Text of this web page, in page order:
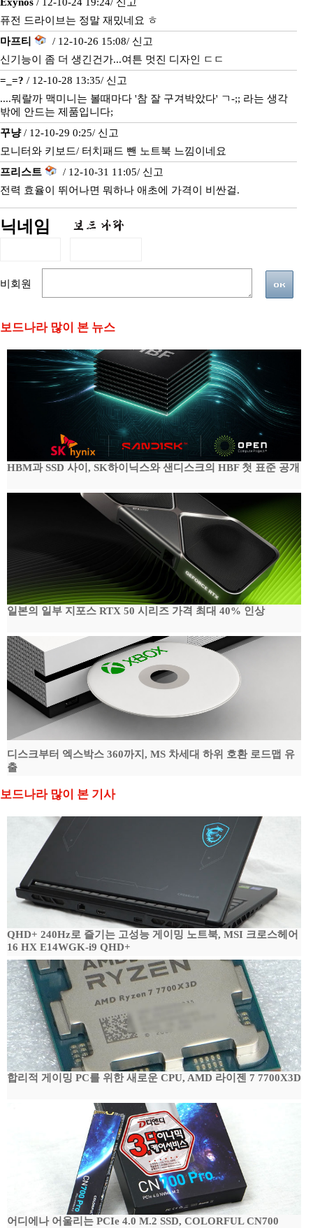
퓨전 드라이브는 정말 재밌네요 ㅎ
마프티
/ 12-10-26 15:08/ 신고
신기능이 좀 더 생긴건가...여튼 멋진 디자인 ㄷㄷ
=_=? / 12-10-28 13:35/ 신고
....뭐랄까 맥미니는 볼때마다 '참 잘 구겨박았다' ㄱ-;; 라는 생각
밖에 안드는 제품입니다;
꾸냥/ 12-10-29 0:25/ 신고
모니터와 키보드/ 터치패드 뺀 노트북 느낌이네요
프리스트
/ 12-10-31 11:05/ 신고
전력 효율이 뛰어나면 뭐하나 애초에 가격이 비싼걸.
닉네임
비회원
보드나라 많이 본 뉴스
HBM과 SSD 사이, SK하이닉스와 샌디스크의 HBF 첫 표준 공개
일본의 일부 지포스 RTX 50 시리즈 가격 최대 40% 인상
디스크부터 엑스박스 360까지, MS 차세대 하위 호환 로드맵 유
출
보드나라 많이 본 기사
QHD+ 240Hz로 즐기는 고성능 게이밍 노트북, MSI 크로스헤어
16 HX E14WGK-i9 QHD+
합리적 게이밍 PC를 위한 새로운 CPU, AMD 라이젠 7 7700X3D
어디에나 어울리는 PCIe 4.0 M.2 SSD, COLORFUL CN700